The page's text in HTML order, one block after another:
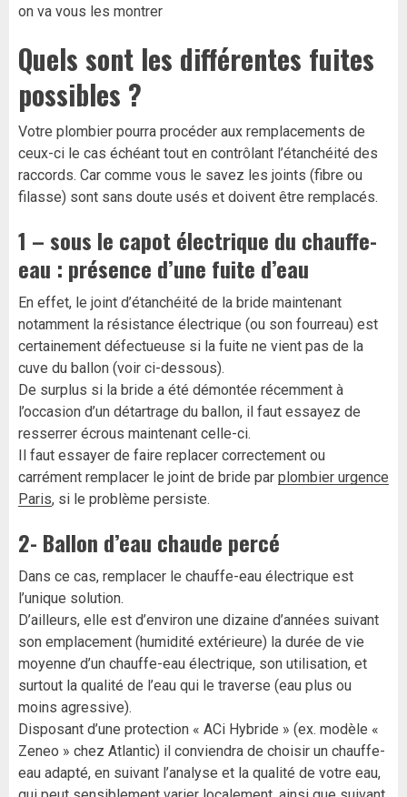
on va vous les montrer
Quels sont les différentes fuites
possibles ?
Votre plombier pourra procéder aux remplacements de
ceux-ci le cas échéant tout en contrôlant l’étanchéité des
raccords. Car comme vous le savez les joints (fibre ou
filasse) sont sans doute usés et doivent être remplacés.
1 – sous le capot électrique du chauffe-
eau : présence d’une fuite d’eau
En effet, le joint d’étanchéité de la bride maintenant
notamment la résistance électrique (ou son fourreau) est
certainement défectueuse si la fuite ne vient pas de la
cuve du ballon (voir ci-dessous).
De surplus si la bride a été démontée récemment à
l’occasion d’un détartrage du ballon, il faut essayez de
resserrer écrous maintenant celle-ci.
Il faut essayer de faire replacer correctement ou
carrément remplacer le joint de bride par plombier urgence
Paris, si le problème persiste.
2- Ballon d’eau chaude percé
Dans ce cas, remplacer le chauffe-eau électrique est
l’unique solution.
D’ailleurs, elle est d’environ une dizaine d’années suivant
son emplacement (humidité extérieure) la durée de vie
moyenne d’un chauffe-eau électrique, son utilisation, et
surtout la qualité de l’eau qui le traverse (eau plus ou
moins agressive).
Disposant d’une protection « ACi Hybride » (ex. modèle «
Zeneo » chez Atlantic) il conviendra de choisir un chauffe-
eau adapté, en suivant l’analyse et la qualité de votre eau,